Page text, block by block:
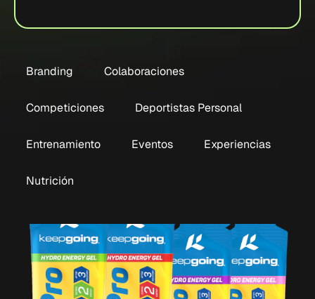
Branding Colaboraciones
Competiciones Deportistas Personal
Entrenamiento Eventos Experiencias
Nutrición